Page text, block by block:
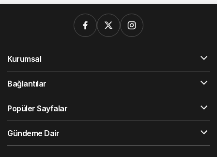
Kurumsal
Bağlantılar
Popüler Sayfalar
Gündeme Dair